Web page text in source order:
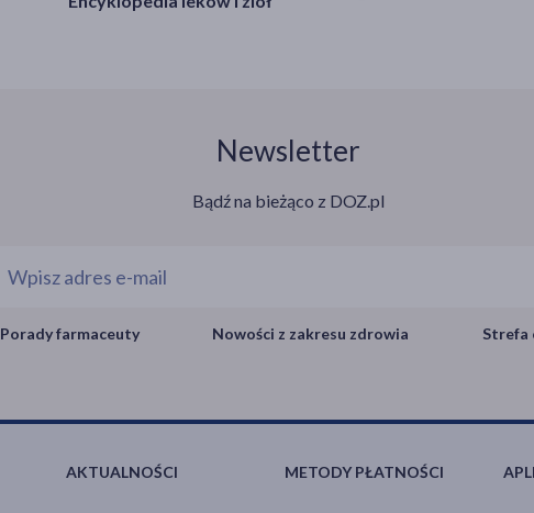
Newsletter
Bądź na bieżąco z DOZ.pl
Porady farmaceuty Nowości z zakresu zdrowia Strefa
AKTUALNOŚCI METODY PŁATNOŚCI